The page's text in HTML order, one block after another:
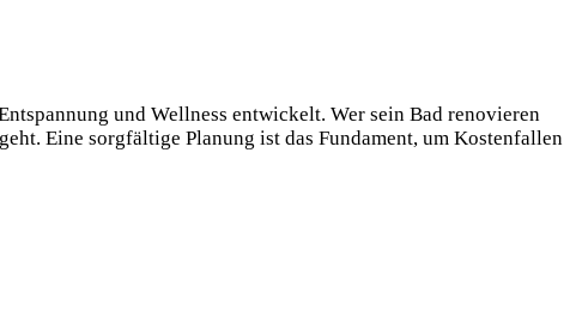
und Wellness entwickelt. Wer sein Bad renovieren
Eine sorgfältige Planung ist das Fundament, um Kostenfallen